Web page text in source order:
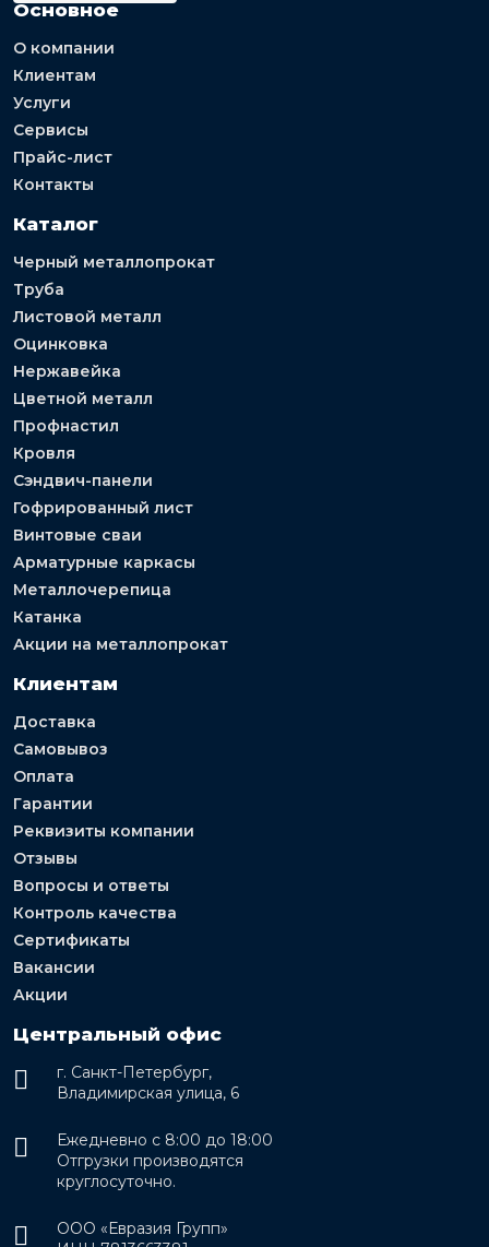
Основное
О компании
Клиентам
Услуги
Сервисы
Прайс-лист
Контакты
Каталог
Черный металлопрокат
Труба
Листовой металл
Оцинковка
Нержавейка
Цветной металл
Профнастил
Кровля
Сэндвич-панели
Гофрированный лист
Винтовые сваи
Арматурные каркасы
Металлочерепица
Катанка
Акции на металлопрокат
Клиентам
Доставка
Самовывоз
Оплата
Гарантии
Реквизиты компании
Отзывы
Вопросы и ответы
Контроль качества
Сертификаты
Вакансии
Акции
Центральный офис
г. Санкт-Петербург,
Владимирская улица, 6
Ежедневно с 8:00 до 18:00
Отгрузки производятся
круглосуточно.
ООО «Евразия Групп»